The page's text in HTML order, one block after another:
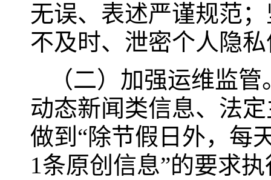
无误、表述严谨规范
不及时、泄密个人隐
（二）加强运维监
动态新闻类信息、法
做到“除节假日外，每
1条原创信息”的要求